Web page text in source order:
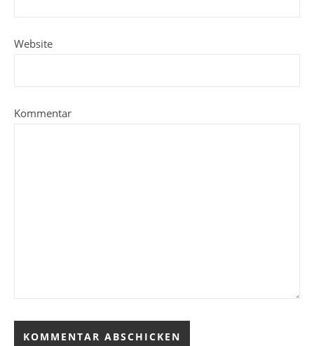
Website
Kommentar